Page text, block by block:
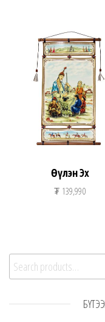
Өүлэн Эх
₮ 139,990
Search for: